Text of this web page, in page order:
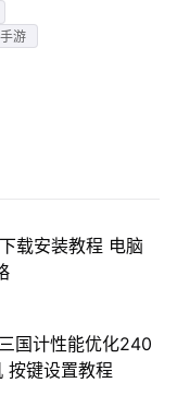
游
载安装教程 电脑
国计性能优化240
按键设置教程